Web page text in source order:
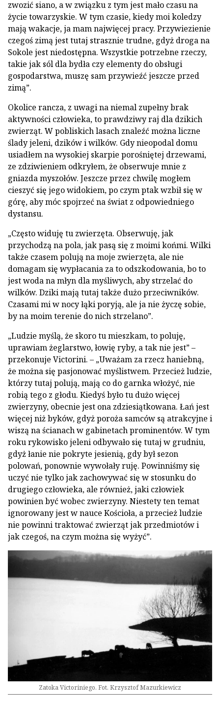
zwozić siano, a w związku z tym jest mało czasu na
życie towarzyskie. W tym czasie, kiedy moi koledzy
mają wakacje, ja mam najwięcej pracy. Przywiezienie
czegoś zimą jest tutaj strasznie trudne, gdyż droga na
Sokole jest niedostępna. Wszystkie potrzebne rzeczy,
takie jak sól dla bydła czy elementy do obsługi
gospodarstwa, muszę sam przywieźć jeszcze przed
zimą”.
Okolice rancza, z uwagi na niemal zupełny brak
aktywności człowieka, to prawdziwy raj dla dzikich
zwierząt. W pobliskich lasach znaleźć można liczne
ślady jeleni, dzików i wilków. Gdy nieopodal domu
usiadłem na wysokiej skarpie porośniętej drzewami,
ze zdziwieniem odkryłem, że obserwuje mnie z
gniazda myszołów. Jeszcze przez chwilę mogłem
cieszyć się jego widokiem, po czym ptak wzbił się w
górę, aby móc spojrzeć na świat z odpowiedniego
dystansu.
„Często widuję tu zwierzęta. Obserwuję, jak
przychodzą na pola, jak pasą się z moimi końmi. Wilki
także czasem polują na moje zwierzęta, ale nie
domagam się wypłacania za to odszkodowania, bo to
jest woda na młyn dla myśliwych, aby strzelać do
wilków. Dziki mają tutaj także dużo przeciwników.
Czasami mi w nocy łąki poryją, ale ja nie życzę sobie,
by na moim terenie do nich strzelano”.
„Ludzie myślą, że skoro tu mieszkam, to poluję,
uprawiam żeglarstwo, łowię ryby, a tak nie jest” –
przekonuje Victorini. – „Uważam za rzecz haniebną,
że można się pasjonować myślistwem. Przecież ludzie,
którzy tutaj polują, mają co do garnka włożyć, nie
robią tego z głodu. Kiedyś było tu dużo więcej
zwierzyny, obecnie jest ona zdziesiątkowana. Łań jest
więcej niż byków, gdyż poroża samców są atrakcyjne i
wiszą na ścianach w gabinetach prominentów. W tym
roku rykowisko jeleni odbywało się tutaj w grudniu,
gdyż łanie nie pokryte jesienią, gdy był sezon
polowań, ponownie wywołały ruję. Powinniśmy się
uczyć nie tylko jak zachowywać się w stosunku do
drugiego człowieka, ale również, jaki człowiek
powinien być wobec zwierzyny. Niestety ten temat
ignorowany jest w nauce Kościoła, a przecież ludzie
nie powinni traktować zwierząt jak przedmiotów i
jak czegoś, na czym można się wyżyć”.
Zatoka Victoriniego. Fot. Krzysztof Mazurkiewicz